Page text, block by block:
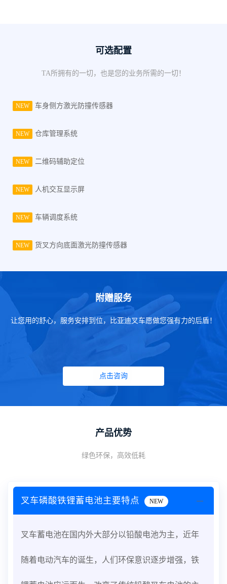
可选配置
TA所拥有的一切，也是您的业务所需的一切！
NEW 车身侧方激光防撞传感器
NEW 仓库管理系统
NEW 二维码辅助定位
NEW 人机交互显示屏
NEW 车辆调度系统
NEW 货叉方向底面激光防撞传感器
附赠服务
让您用的舒心，服务安排到位，比亚迪叉车愿做您强有力的后盾！
点击咨询
产品优势
绿色环保，高效低耗
叉车磷酸铁锂蓄电池主要特点 NEW
叉车蓄电池在国内外大部分以铅酸电池为主，近年
随着电动汽车的诞生，人们环保意识逐步增强，铁